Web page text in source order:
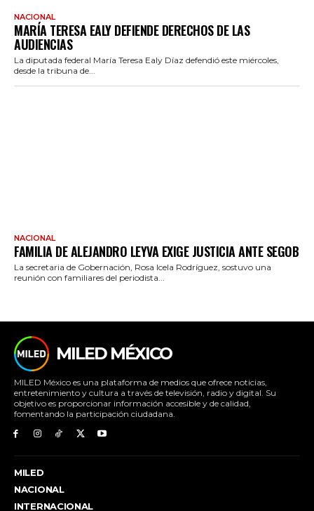
NACIONAL
MARÍA TERESA EALY DEFIENDE DERECHOS DE LAS
AUDIENCIAS
La diputada federal María Teresa Ealy Díaz defendió este miércoles,
desde la tribuna de...
NACIONAL
FAMILIA DE ALEJANDRO LEYVA EXIGE JUSTICIA ANTE SEGOB
La secretaria de Gobernación, Rosa Icela Rodríguez, sostuvo una
reunión con familiares del periodista...
MILED MÉXICO
MILED México es una plataforma de medios que ofrece noticias,
entretenimiento y cultura a través de televisión, radio y digital. Su
objetivo es proporcionar información accesible y de calidad,
fomentando la participación ciudadana.
MILED
NACIONAL
INTERNACIONAL